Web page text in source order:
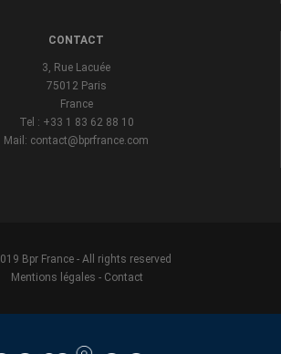
CONTACT
3, Rue Lacuée
75012 Paris
France
Tel : +33 1 83 62 88 10
Mail: contact@bprfrance.com
Bpr France - All rights reserved
Mentions légales - Contact